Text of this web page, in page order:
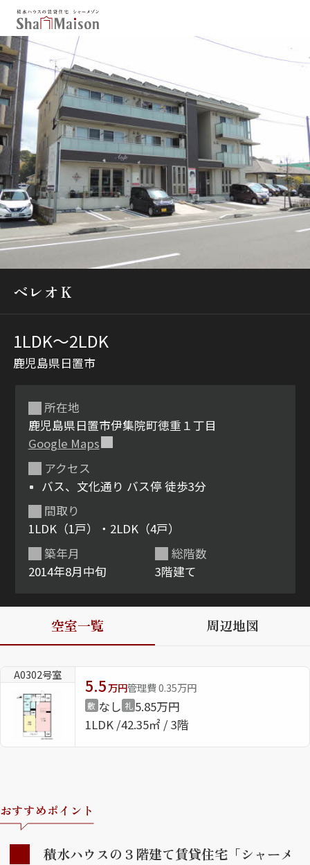
保存した条件
新着メール設定
北海道 東北
関東
中部
関西
中国・四国
九州
市区郡・路線・駅から探す
通勤・通学時間から探す
地図から探す
人気のカテゴリから探す
シャーメゾンとは
ルームツアー 動画ギャラリー
シャーメゾンショップを探す
らくらく内見
シャーメゾンライフサポート
自立型サービス付き・シニア向け
お問い合わせ・よくある質問
シャーメゾンライフ CLUB
らくらくパートナー
シャーメゾンライフ GUARD
ベレオＫ
1LDK〜2LDK
鹿児島県日置市
所在地
鹿児島県日置市伊集院町徳重１丁目
Google Maps
アクセス
バス、文化通り バス停 徒歩3分
築年月
2014年8月中旬
間取り
1LDK（1戸）・2LDK（4戸）
総階数
3階建て
空室一覧 周辺地図
A0302号室
5.5万円管理費 0.35万円
敷 なし 礼 5.85万円
1LDK 42.35㎡ / 3階
おすすめポイント
積水ハウスの３階建て賃貸住宅「シャーメ